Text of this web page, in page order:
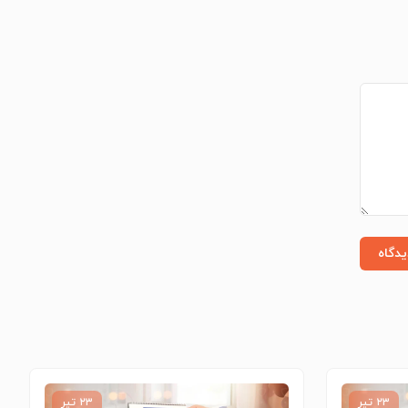
۲۳ تیر ۲۳ تیر